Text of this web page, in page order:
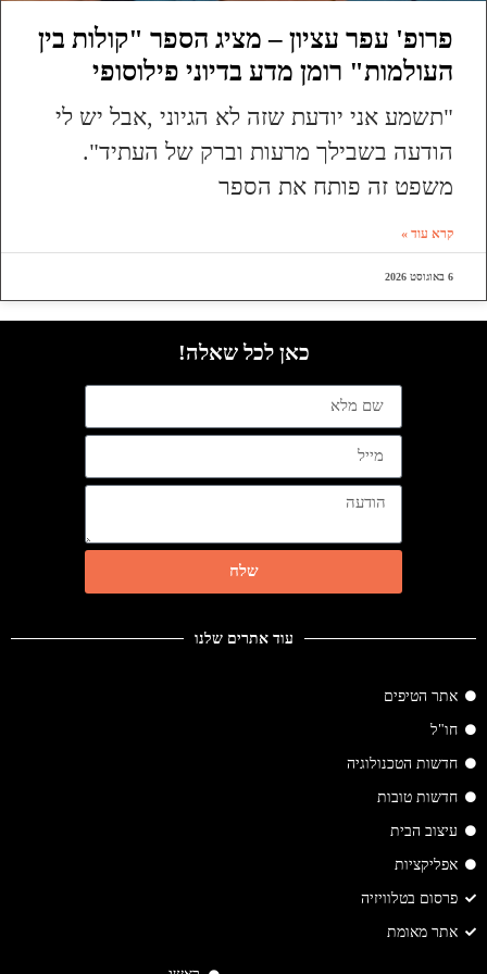
פרופ' עפר עציון – מציג הספר "קולות בין
העולמות" רומן מדע בדיוני פילוסופי
"תשמע אני יודעת שזה לא הגיוני ,אבל יש לי
הודעה בשבילך מרעות וברק של העתיד".
משפט זה פותח את הספר
קרא עוד »
6 באוגוסט 2026
עוד אתרים שלנו
אתר הטיפים
חו"ל
חדשות הטכנולוגיה
חדשות טובות
עיצוב הבית
אפליקציות
פרסום בטלוויזיה
אתר מאומת
כאן לכל שאלה!
שלח